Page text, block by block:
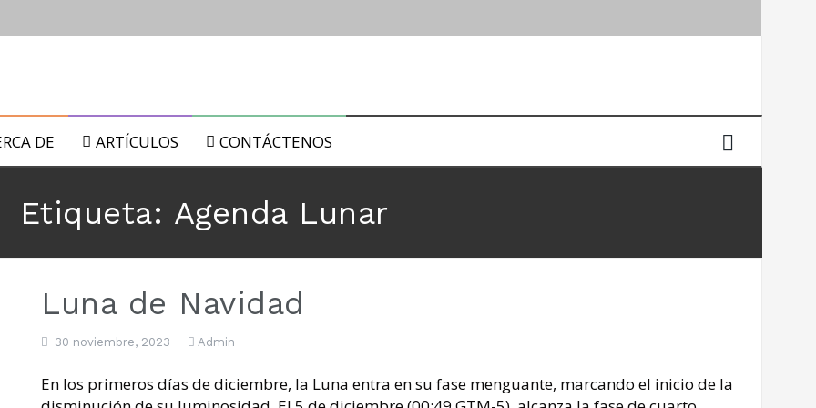
biológicos.
lunares: del 22 al 29 de Julio de 2019
DE ARTÍCULOS CONTÁCTENOS
Etiqueta: Agenda Lunar
Luna de Navidad
30 noviembre, 2023 Admin
En los primeros días de diciembre, la Luna entra en su fase menguante, marcando el inicio de la